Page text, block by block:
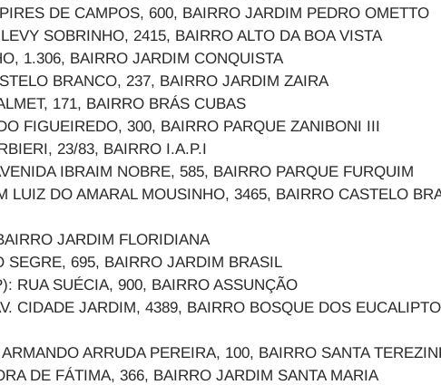
PIRES DE CAMPOS, 600, BAIRRO JARDIM PEDRO
LEVY SOBRINHO, 2415, BAIRRO ALTO DA BOA VISTA
1.306, BAIRRO JARDIM CONQUISTA
BRANCO, 237, BAIRRO JARDIM ZAIRA
171, BAIRRO BRÁS CUBAS
FIGUEIREDO, 300, BAIRRO PARQUE ZANIBONI III
23/83, BAIRRO I.A.P.I
IBRAIM NOBRE, 585, BAIRRO PARQUE FURQUIM
LUIZ DO AMARAL MOUSINHO, 3465, BAIRRO CASTELO
BAIRRO JARDIM FLORIDIANA
SEGRE, 695, BAIRRO JARDIM BRASIL
RUA SUÉCIA, 900, BAIRRO ASSUNÇÃO
CIDADE JARDIM, 4389, BAIRRO BOSQUE DOS
ARRUDA PEREIRA, 100, BAIRRO SANTA
DE FÁTIMA, 366, BAIRRO JARDIM SANTA MARIA